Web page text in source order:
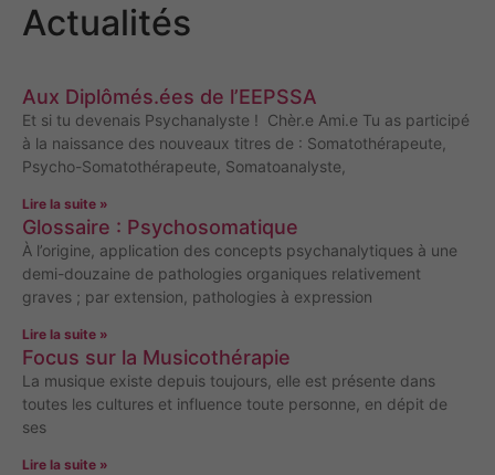
Actualités
Aux Diplômés.ées de l’EEPSSA
Et si tu devenais Psychanalyste ! Chèr.e Ami.e Tu as participé
à la naissance des nouveaux titres de : Somatothérapeute,
Psycho-Somatothérapeute, Somatoanalyste,
Lire la suite »
Glossaire : Psychosomatique
À l’origine, application des concepts psychanalytiques à une
demi-douzaine de pathologies organiques relativement
graves ; par extension, pathologies à expression
Lire la suite »
Focus sur la Musicothérapie
La musique existe depuis toujours, elle est présente dans
toutes les cultures et influence toute personne, en dépit de
ses
Lire la suite »